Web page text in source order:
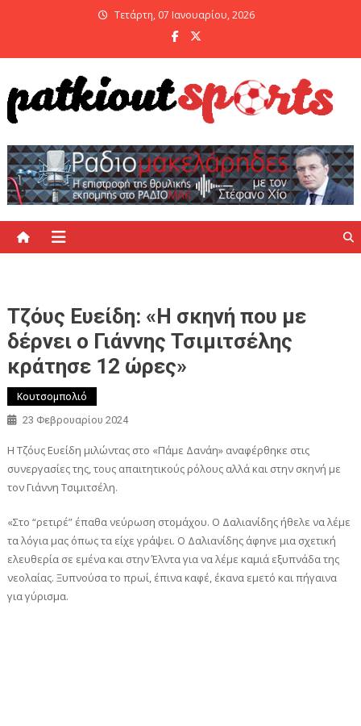
Τετάρτη, 07 Ιανουαρίου, 2026
Τζόυς Ευείδη: «Η σκηνή που με
δέρνει ο Γιάννης Τσιμιτσέλης
κράτησε 12 ώρες»
Κουτσομπολιό
23 Φεβρουαρίου 2024
Η Τζόυς Ευείδη μιλώντας στο «Πάμε Δανάη» αναφέρθηκε στις
συνεργασίες της, τους απαιτητικούς ρόλους αλλά και στην σκηνή με
τον Γιάννη Τσιμιτσέλη.
«Στο “ρετιρέ” έπαθα νεύρωση στομάχου. Ο Δαλιανίδης ήθελε να λέμε
τα λόγια μας όπως τα είχε γράψει. Ο Δαλιανίδης άφηνε μια σχετική
ελευθερία σε εμένα και στην Έλντα για να λέμε καμιά εξυπνάδα της
νεολαίας. Ξυπνούσα το πρωί, έπινα καφέ, έκανα εμετό και πήγαινα
για γύρισμα.